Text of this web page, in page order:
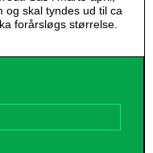
og skal tyndes ud til ca
forårsløgs størrelse.